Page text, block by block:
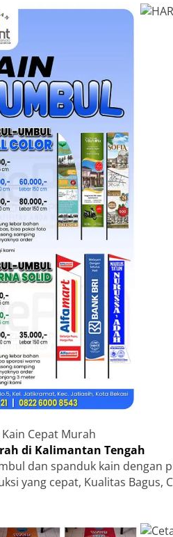
Cepat Murah
di Kalimantan Tengah
dan spanduk kain dengan
yang cepat, Kualitas